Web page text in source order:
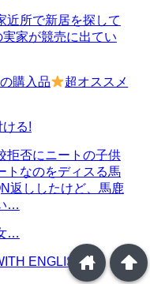
近所で新居を探して
家が競売に出てい
購入品
超オススメ
る!
否にニートの子供
トなのをディスる馬
返ししたけど、馬鹿
…
…
ENGLISH &
arrowup
home